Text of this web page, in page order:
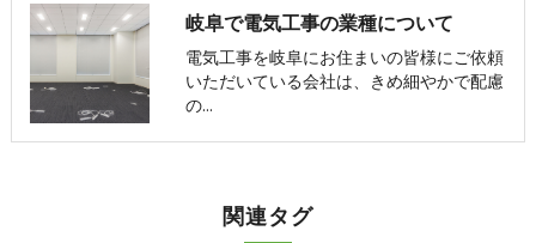
岐阜で電気工事の業種について
電気工事を岐阜にお住まいの皆様にご依頼
いただいている会社は、きめ細やかで配慮
の…
関連タグ